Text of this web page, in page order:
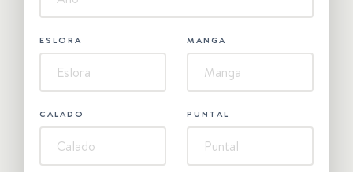
ESLORA MANGA
CALADO PUNTAL